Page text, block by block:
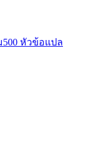
500 หัวข้อแปล